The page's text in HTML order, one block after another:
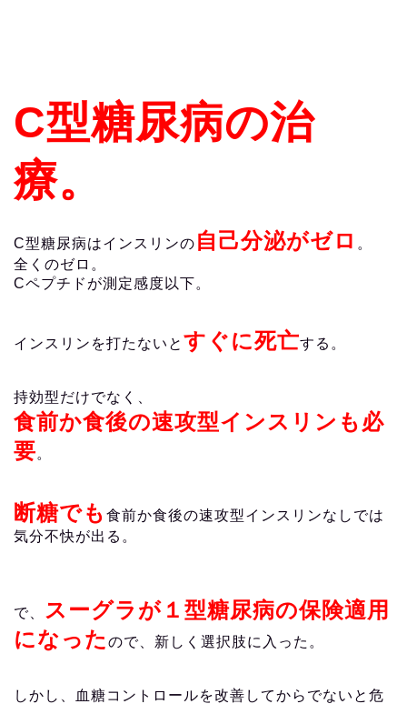
C型糖尿病の治
療。
C型糖尿病はインスリンの 自己分泌がゼロ 。
全くのゼロ。
Cペプチドが測定感度以下。
インスリンを打たないと すぐに死亡する。
持効型だけでなく、
食前か食後の速攻型インスリンも必
要。
断糖でも 食前か食後の速攻型インスリンなしでは
気分不快が出る。
で、 スーグラが１型糖尿病の保険適用
になった ので、新しく選択肢に入った。
しかし、血糖コントロールを改善してからでないと危